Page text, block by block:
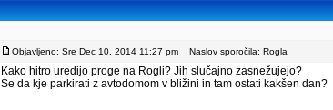
Objavljeno: Sre Dec 10, 2014 11:27 pm Naslov sporočila: Rogla
Kako hitro uredijo proge na Rogli? Jih slučajno zasnežujejo?
Se da kje parkirati z avtodomom v bližini in tam ostati kakšen dan?